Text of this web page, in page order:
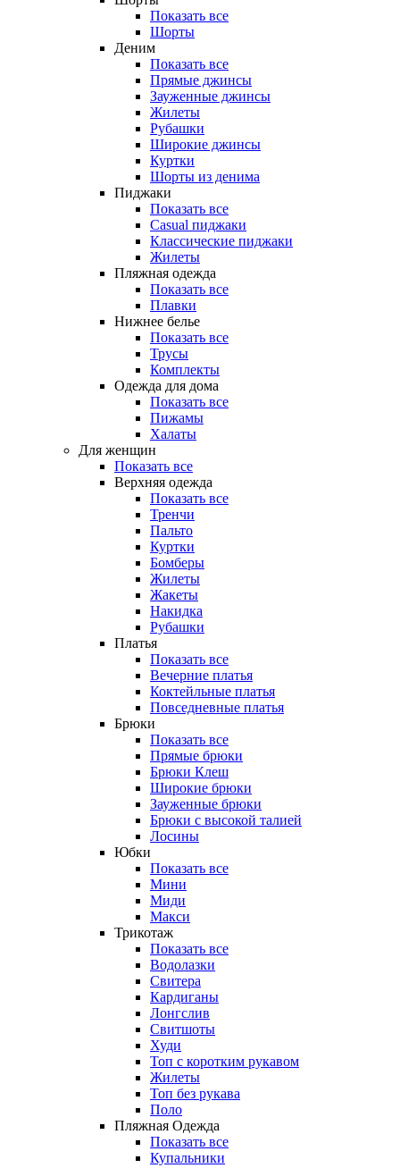
Показать все
Шорты
Деним
Показать все
Прямые джинсы
Зауженные джинсы
Жилеты
Рубашки
Широкие джинсы
Куртки
Шорты из денима
Пиджаки
Показать все
Casual пиджаки
Классические пиджаки
Жилеты
Пляжная одежда
Показать все
Плавки
Нижнее белье
Показать все
Трусы
Комплекты
Одежда для дома
Показать все
Пижамы
Халаты
Для женщин
Показать все
Верхняя одежда
Показать все
Тренчи
Пальто
Куртки
Бомберы
Жилеты
Жакеты
Накидка
Рубашки
Платья
Показать все
Вечерние платья
Коктейльные платья
Повседневные платья
Брюки
Показать все
Прямые брюки
Брюки Клеш
Широкие брюки
Зауженные брюки
Брюки с высокой талией
Лосины
Юбки
Показать все
Мини
Миди
Макси
Трикотаж
Показать все
Водолазки
Свитера
Кардиганы
Лонгслив
Свитшоты
Худи
Топ с коротким рукавом
Жилеты
Топ без рукава
Поло
Пляжная Одежда
Показать все
Купальники